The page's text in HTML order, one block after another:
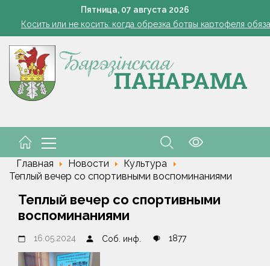
Пятница, 07 августа 2026
Косить или не косить: когда обрезка ботвы картофеля
Ребенок провалился в канализационный колодец в
расходы на проезд, если у работника нет
Семинар-совещание по охране труда профсоюза
Косить или не косить: когда обрезка ботвы картофеля
Главная Новости
Культура
Теплый вечер со спортивными воспоминаниями
Теплый вечер со спортивными
воспоминаниями
16.05.2024 Соб. инф. 1877